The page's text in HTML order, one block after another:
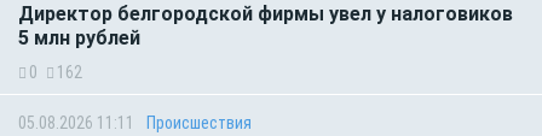
Директор белгородской фирмы увел у налоговиков
5 млн рублей
0 162
05.08.2026 11:11 Происшествия